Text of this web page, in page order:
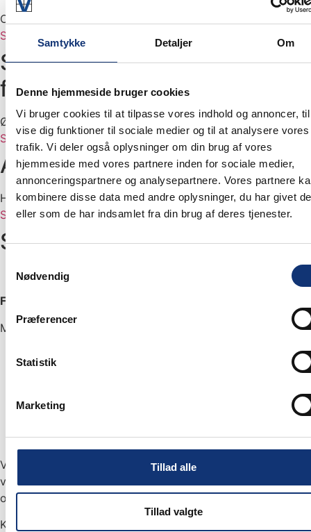
Samtykke Detaljer Om
Denne hjemmeside bruger cookies
Vi bruger cookies til at tilpasse vores indhold og annoncer,
vise dig funktioner til sociale medier og til at analysere vores
trafik. Vi deler også oplysninger om din brug af vores
hjemmeside med vores partnere inden for sociale medier,
annonceringspartnere og analysepartnere. Vores partnere
kombinere disse data med andre oplysninger, du har givet
eller som de har indsamlet fra din brug af deres tjenester.
Nødvendig
Præferencer
Statistik
Marketing
Tillad alle
Tillad valgte
Optimer dit energiforbrug med tætte vinduer og døre.
Se mere her
Sikkerhed & Indbruds-
forebyggelse
Øg sikkerheden i din bygning med solide vinduer og døre
Se mere her
Akut Reparation & Udbedring
Har du et akut problem med dine vinduer eller døre
Se mere her
Serviceaftale
Forebyg problemer og bevar vinduernes garanti
Med en serviceaftale hos Vinduesservice får du:
Tryghed i, at dine vinduer og døre altid er i optimal
Vidste du, at mange vinduesgarantier kræver regelmæssig
vedligeholdelse? Undgå ubehagelige overraskelser og lad
os tage os af det for dig.
Kontakt os for at høre mere om vores fleksible